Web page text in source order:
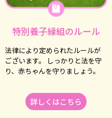
特別養子縁組のルール
法律により定められたルールが
ございます。 しっかりと法を守
り、⾚ちゃんを守りましょう。
詳しくはこちら